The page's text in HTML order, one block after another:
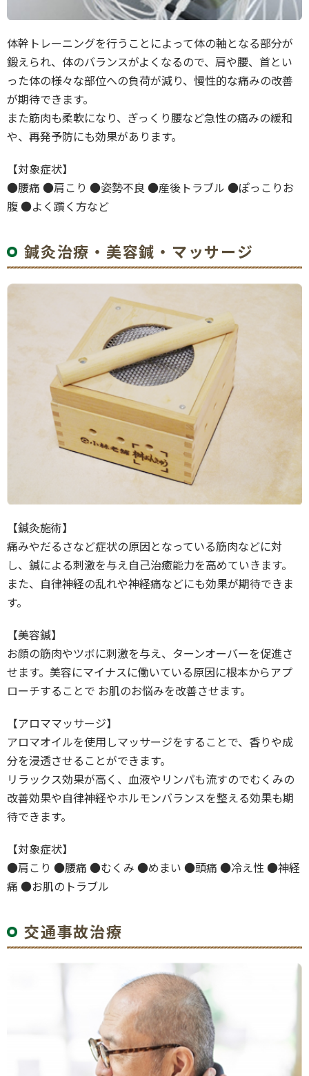
体幹トレーニングを行うことによって体の軸となる部分が
鍛えられ、体のバランスがよくなるので、肩や腰、首とい
った体の様々な部位への負荷が減り、慢性的な痛みの改善
が期待できます。
また筋肉も柔軟になり、ぎっくり腰など急性の痛みの緩和
や、再発予防にも効果があります。
【対象症状】
●腰痛 ●肩こり ●姿勢不良 ●産後トラブル ●ぽっこりお
腹 ●よく躓く方など
鍼灸治療・美容鍼・マッサージ
【鍼灸施術】
痛みやだるさなど症状の原因となっている筋肉などに対
し、鍼による刺激を与え自己治癒能力を高めていきます。
また、自律神経の乱れや神経痛などにも効果が期待できま
す。
【美容鍼】
お顔の筋肉やツボに刺激を与え、ターンオーバーを促進さ
せます。美容にマイナスに働いている原因に根本からアプ
ローチすることで お肌のお悩みを改善させます。
【アロママッサージ】
アロマオイルを使用しマッサージをすることで、香りや成
分を浸透させることができます。
リラックス効果が高く、血液やリンパも流すのでむくみの
改善効果や自律神経やホルモンバランスを整える効果も期
待できます。
【対象症状】
●肩こり ●腰痛 ●むくみ ●めまい ●頭痛 ●冷え性 ●神経
痛 ●お肌のトラブル
交通事故治療